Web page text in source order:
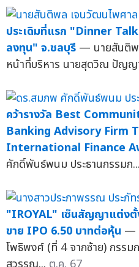
ประเดิมที่แรก "Dinner
ลงทุน" จ.ชลบุรี — นายสันติพ
หน้าที่บริหาร นายสุดวิณ ปัญญ
คว้ารางวัล Best
Banking Advisory Firm
International Finance
ศักดิ์พันธ์พนม ประธานกรรมก...
"IROYAL" เซ็นสัญญาแต่งตั้
ขาย IPO 6.50 บาทต่อหุ้น —
โพธิพงศ์ (ที่ 4 จากซ้าย) กรร